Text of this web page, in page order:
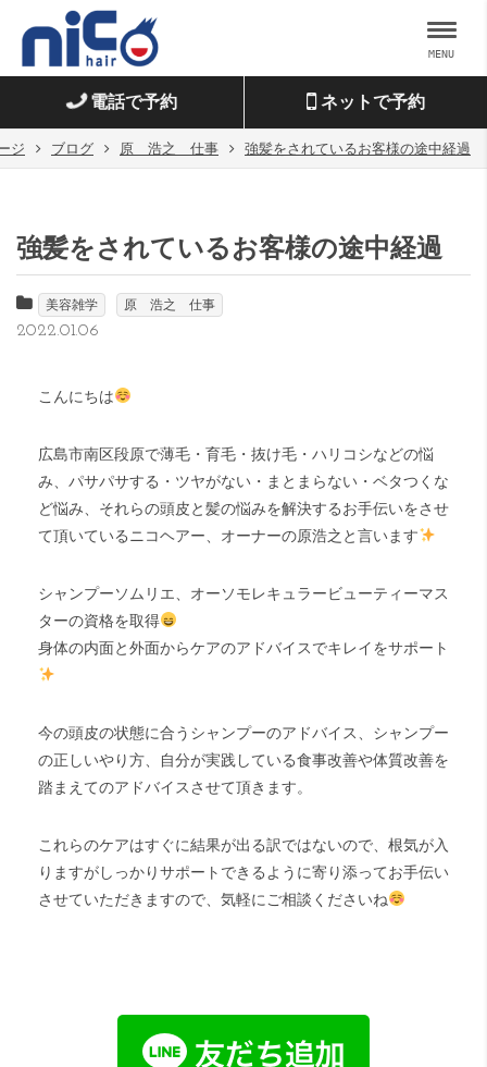
電話で予約 ネットで予約
ジ ブログ 原 浩之 仕事 強髪をされているお客様の途中経過
強髪をされているお客様の途中経過
美容雑学 原 浩之 仕事
2022.01.06
こんにちは
広島市南区段原で薄毛・育毛・抜け毛・ハリコシなどの悩
み、パサパサする・ツヤがない・まとまらない・ベタつくな
ど悩み、それらの頭皮と髪の悩みを解決するお手伝いをさせ
て頂いているニコヘアー、オーナーの原浩之と言います
シャンプーソムリエ、オーソモレキュラービューティーマス
ターの資格を取得
身体の内面と外面からケアのアドバイスでキレイをサポート
今の頭皮の状態に合うシャンプーのアドバイス、シャンプー
の正しいやり方、自分が実践している食事改善や体質改善を
踏まえてのアドバイスさせて頂きます。
これらのケアはすぐに結果が出る訳ではないので、根気が入
りますがしっかりサポートできるように寄り添ってお手伝い
させていただきますので、気軽にご相談くださいね
MENU